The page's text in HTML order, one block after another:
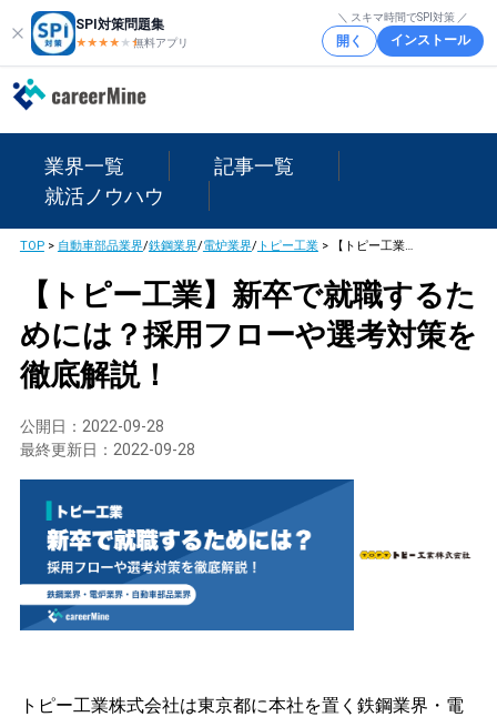
SPI対策問題集
★★★★ ★★
無料アプリ
＼ スキマ時間でSPI対策 ／
開く インストール
業界一覧
記事一覧
就活ノウハウ
TOP> 自動車部品業界/鉄鋼業界/電炉業界/トピー工業> 【トピー工業】新卒で就職するためには？採用フローや選考対策を徹底解説！
【トピー工業】新卒で就職するた
めには？採用フローや選考対策を
徹底解説！
公開日： 2022-09-28
最終更新日： 2022-09-28
トピー工業株式会社は東京都に本社を置く鉄鋼業界・電